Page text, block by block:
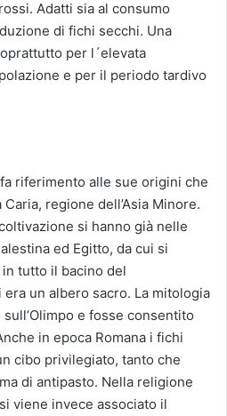
Adatti sia al consumo
di fichi secchi. Una
per l´elevata
e per il periodo tardivo
fa riferimento alle sue origini che
regione dell’Asia Minore.
si hanno già nelle
ed Egitto, da cui si
tutto il bacino del
un albero sacro. La mitologia
e fosse consentito
in epoca Romana i fichi
cibo privilegiato, tanto che
di antipasto. Nella religione
viene invece associato il